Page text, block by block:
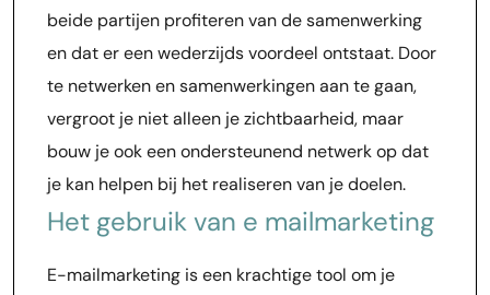
beide partijen profiteren van de samenwerking
en dat er een wederzijds voordeel ontstaat. Door
te netwerken en samenwerkingen aan te gaan,
vergroot je niet alleen je zichtbaarheid, maar
bouw je ook een ondersteunend netwerk op dat
je kan helpen bij het realiseren van je doelen.
Het gebruik van e mailmarketing
E-mailmarketing is een krachtige tool om je